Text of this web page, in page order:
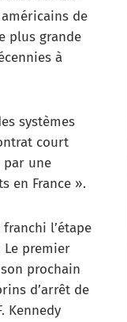
de
plus grande
à
systèmes
court
par une
en France ».
franchi l’étape
Le premier
prochain
d’arrêt de
Kennedy